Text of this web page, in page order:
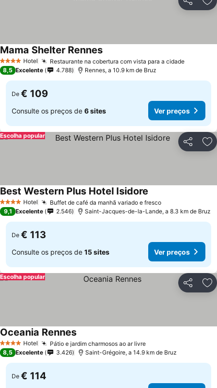
Partilhar
4 EstrelasHotel Restaurante na cobertura com vista para a cidadeVer
Mama Shelter RennesVer preços
8,5 Excelente 4.788 Rennes, a 10.9 km de Bruz
De € 109
Consulte os preços de 6 sites Ver preços
Partilhar
Escolha popular
4 EstrelasHotel Buffet de café da manhã variado e frescoVer preços
Best Western Plus Hotel Isidore
9,1 Excelente 2.546 Saint-Jacques-de-la-Lande, a 8.3 km de Bruz
De € 113
Consulte os preços de 15 sites Ver preços
Partilhar
Escolha popular
4 EstrelasHotel Pátio e jardim charmosos ao ar livreVer preços
Oceania RennesVer preços
8,5 Excelente 3.426 Saint-Grégoire, a 14.9 km de Bruz
De € 114